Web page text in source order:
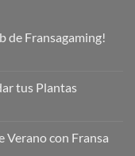
de Fransagaming!
tus Plantas
Verano con Fransa